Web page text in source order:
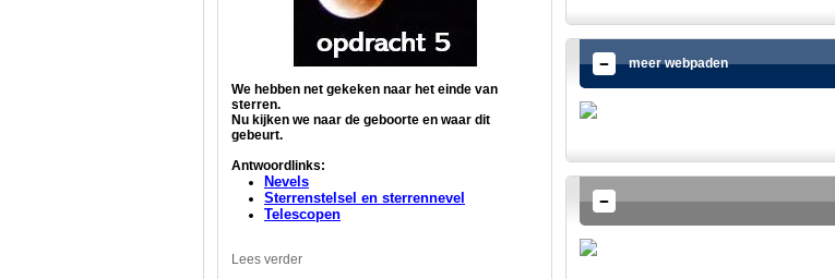
We hebben net gekeken naar het einde van
sterren.
Nu kijken we naar de geboorte en waar dit
gebeurt.
Antwoordlinks:
Nevels
Sterrenstelsel en sterrennevel
Telescopen
Lees verder
meer webpaden